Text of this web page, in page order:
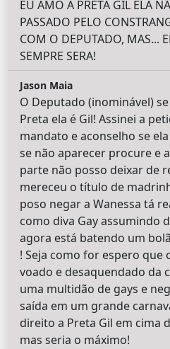
EU AMO A PRETA GIL ELA
PASSADO PELO
COM O DEPUTADO, MAS...
SEMPRE SERA!
Jason Maia
O Deputado (inominável)
Preta ela é Gil! Assinei a
mandato e aconselho se
se não aparecer procure e
parte não posso deixar de
mereceu o título de
poso negar a Wanessa tá
como diva Gay assumindo
agora está batendo um
! Seja como for espero que
voado e desaquendado da
uma multidão de gays e
saída em um grande
direito a Preta Gil em cima
mas seria o máximo!